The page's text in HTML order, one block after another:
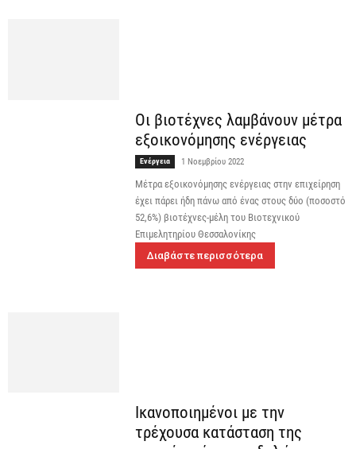
Οι βιοτέχνες λαμβάνουν μέτρα
εξοικονόμησης ενέργειας
Ενέργεια 1 Νοεμβρίου 2022
Μέτρα εξοικονόμησης ενέργειας στην επιχείρηση
έχει πάρει ήδη πάνω από ένας στους δύο (ποσοστό
52,6%) βιοτέχνες-μέλη του Βιοτεχνικού
Επιμελητηρίου Θεσσαλονίκης
Διαβάστε περισσότερα
Ικανοποιημένοι με την
τρέχουσα κατάσταση της